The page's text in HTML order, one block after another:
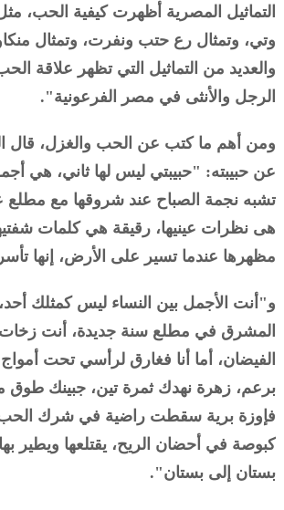
التماثيل المصرية أظهرت كيفية الحب،
وتي، وتمثال رع حتب ونفرت، وتمثال
والعديد من التماثيل التي تظهر علاقة
الرجل والأنثى في مصر الفرعونية".
ومن أهم ما كتب عن الحب والغزل، قال
عن حبيبته: "حبيبتي ليس لها ثاني، هي
تشبه نجمة الصباح عند شروقها مع مطلع
هى نظرات عينيها، رقيقة هي كلمات
مظهرها عندما تسير على الأرض، إنها
و"أنت الأجمل بين النساء ليس كمثلك
المشرق في مطلع سنة جديدة، أنت زخات
الفيضان، أما أنا فغارق لرأسي تحت
برعم، زهرة نهدك ثمرة تين، جبينك طوق
فإوزة برية سقطت راضية في شرك
كبوصة في أحضان الريح، يقتلعها ويطير
بستان إلى بستان".